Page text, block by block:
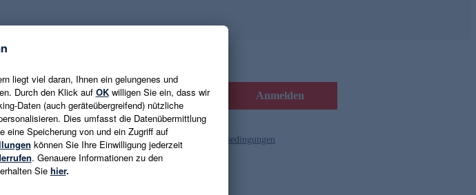
E-Mail-Adresse eingeben Anmelden
Es gelten die Datenschutzrichtlinien und die Gutscheinbedingungen